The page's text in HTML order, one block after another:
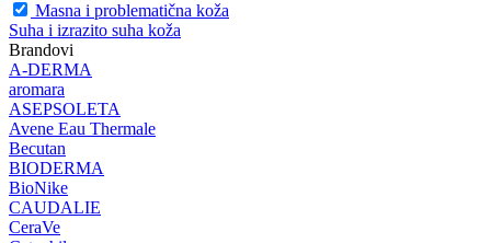
Masna i problematična koža
Suha i izrazito suha koža
Brandovi
A-DERMA
aromara
ASEPSOLETA
Avene Eau Thermale
Becutan
BIODERMA
BioNike
CAUDALIE
CeraVe